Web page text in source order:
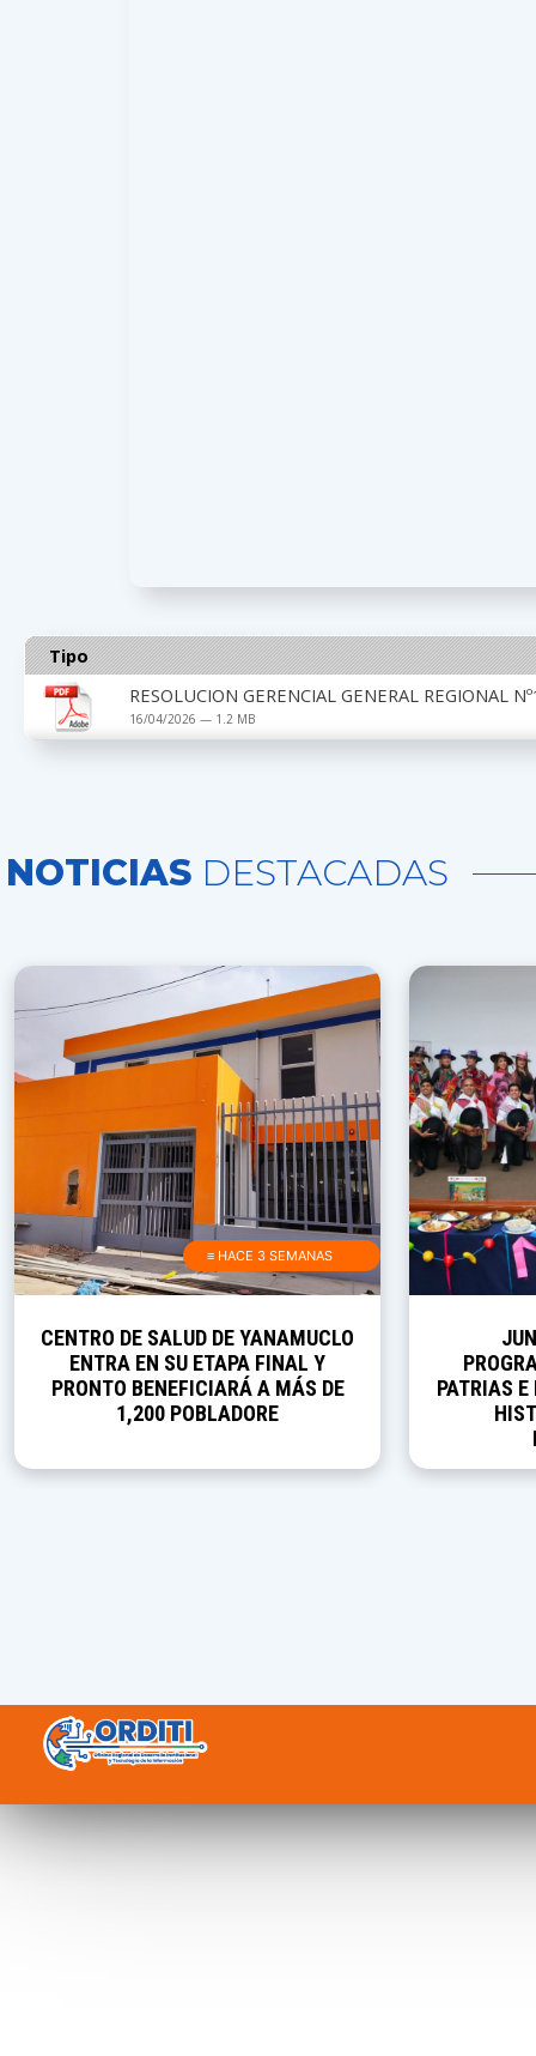
Tipo
RESOLUCION GERENCIAL GENERAL REGIONAL
16/04/2026 — 1.2 MB
NOTICIAS DESTACADAS
≡ HACE 3 SEMANAS
CENTRO DE SALUD DE YANAMUCLO
ENTRA EN SU ETAPA FINAL Y
PRONTO BENEFICIARÁ A MÁS DE
1,200 POBLADORE
PATRIAS